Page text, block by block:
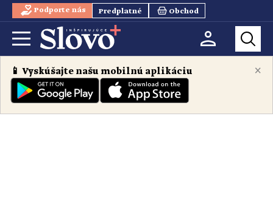
Podporte nás Predplatné Obchod
×
📱 Vyskúšajte našu mobilnú aplikáciu